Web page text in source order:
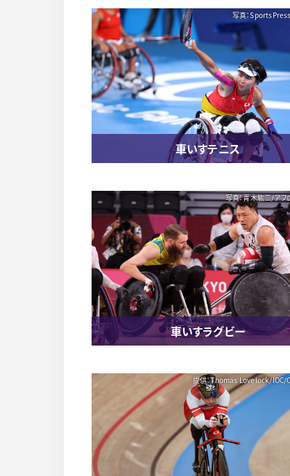
写真：
車いすテニス
写真：青木紘二/アフ
車いすラグビー
提供：Thomas Lovelock/IOC/